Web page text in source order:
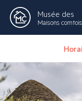
Musée des
Maisons